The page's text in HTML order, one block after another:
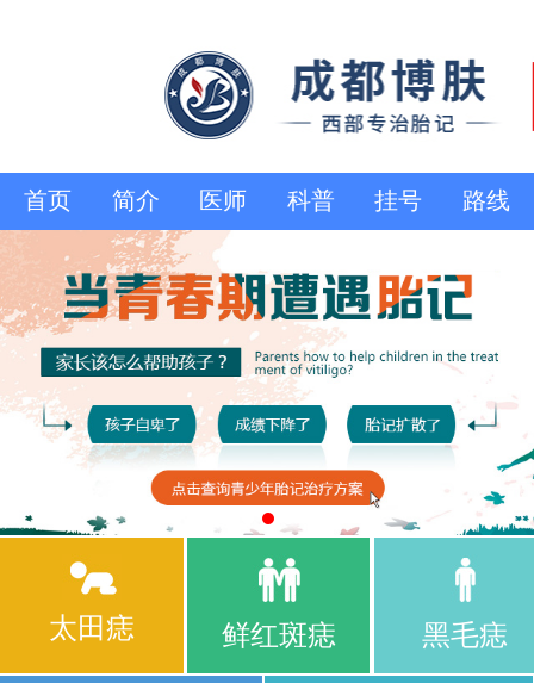
首页 简介 医师 科普 挂号 路线
太田痣 鲜红斑痣 黑毛痣